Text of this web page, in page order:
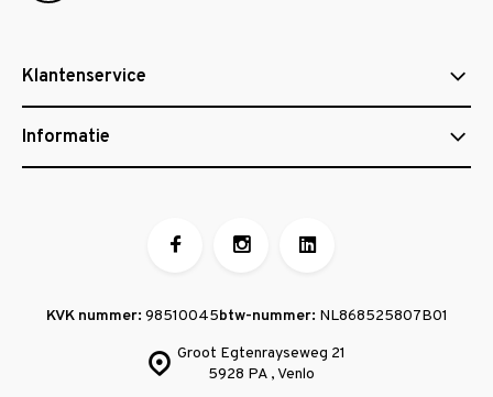
Klantenservice
Informatie
Groot Egtenrayseweg 21
5928 PA , Venlo
KVK nummer: 98510045btw-nummer: NL868525807B01